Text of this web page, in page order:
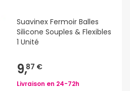
Suavinex Fermoir Balles
Silicone Souples & Flexibles
1 Unité
9,87 €
Livraison en 24-72h